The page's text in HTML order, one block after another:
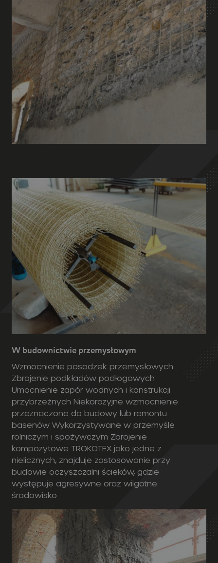
W budownictwie przemysłowym
Wzmocnienie posadzek przemysłowych.
Zbrojenie podkładów podłogowych
przybrzeżnych Niekorozyjne wzmocnienie
przeznaczone do budowy lub remontu
basenów Wykorzystywane w przemyśle
rolniczym i spożywczym Zbrojenie
kompozytowe TROKOTEX jako jedne z
nielicznych, znajduje zastosowanie przy
budowie oczyszczalni ścieków, gdzie
występuje agresywne oraz wilgotne
środowisko